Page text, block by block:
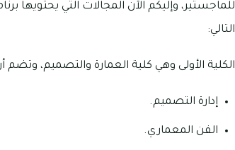
للماجستير، وإليكم الآن المجالات التي يحتويها
التالي:
الكلية الأولى وهي كلية العمارة والتصميم،
إدارة التصميم.
الفن المعماري.